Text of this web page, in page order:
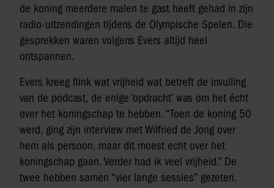
de koning meerdere malen te gast heeft gehad in zijn
radio-uitzendingen tijdens de Olympische Spelen. Die
gesprekken waren volgens Evers altijd heel
ontspannen.
Evers kreeg flink wat vrijheid wat betreft de invulling
van de podcast, de enige ‘opdracht’ was om het écht
over het koningschap te hebben. “Toen de koning 50
werd, ging zijn interview met Wilfried de Jong over
hem als persoon, maar dit moest echt over het
koningschap gaan. Verder had ik veel vrijheid.” De
twee hebben samen “vier lange sessies” gezeten.